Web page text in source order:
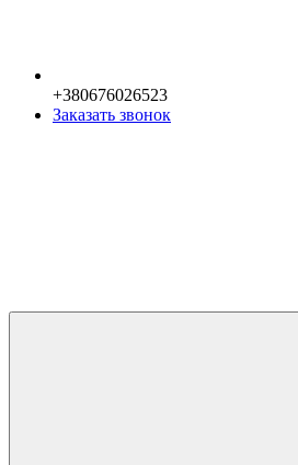
+380676026523
Заказать звонок